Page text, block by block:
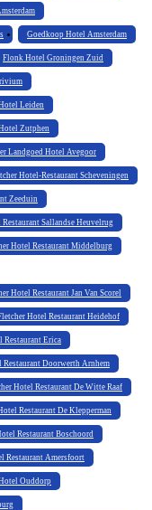
Goedkoop Hotel Amsterdam
Flonk Hotel Groningen Zuid
Leiden
Zutphen
Landgoed Hotel Avegoor
Hotel-Restaurant Scheveningen
Zeeduin
Sallandse Heuvelrug
Hotel Restaurant Middelburg
Hotel Restaurant Jan Van Scorel
Hotel Restaurant Heidehof
Restaurant Erica
Restaurant Doorwerth Arnhem
Hotel Restaurant De Witte Raaf
Restaurant De Klepperman
Restaurant Boschoord
Restaurant Amersfoort
Ouddorp